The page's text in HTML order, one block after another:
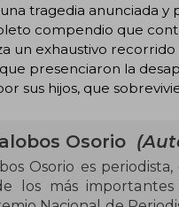
tragedia anunciada y
compendio que
un exhaustivo
presenciaron la
sus hijos, que
Osorio
Osorio es
los más